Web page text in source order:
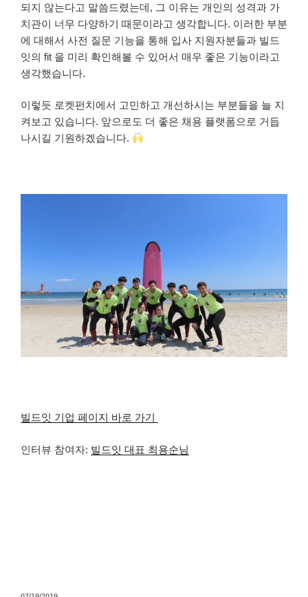
되지 않는다고 말씀드렸는데, 그 이유는 개인의 성격과 가
치관이 너무 다양하기 때문이라고 생각합니다. 이러한 부분
에 대해서 사전 질문 기능을 통해 입사 지원자분들과 빌드
잇의 fit 을 미리 확인해볼 수 있어서 매우 좋은 기능이라고
생각했습니다.
이렇듯 로켓펀치에서 고민하고 개선하시는 부분들을 늘 지
켜보고 있습니다. 앞으로도 더 좋은 채용 플랫폼으로 거듭
나시길 기원하겠습니다.
빌드잇 기업 페이지 바로 가기
인터뷰 참여자: 빌드잇 대표 최용순님